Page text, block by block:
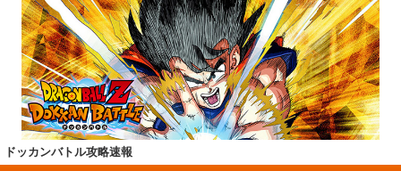
ドッカンバトル攻略速報